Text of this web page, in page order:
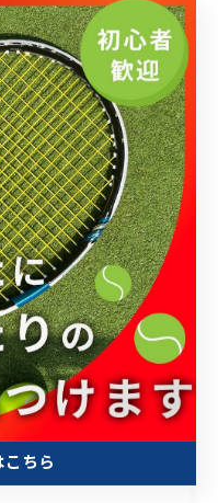
Categories
キャビン大宮店
キャビン柏店
こちら